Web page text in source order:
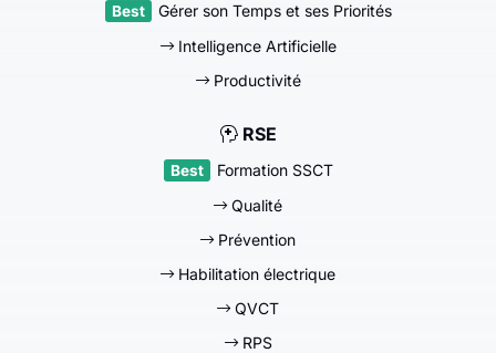
Gérer son Temps et ses Priorités
Intelligence Artificielle
Productivité
RSE
Formation SSCT
Qualité
Prévention
Habilitation électrique
QVCT
RPS